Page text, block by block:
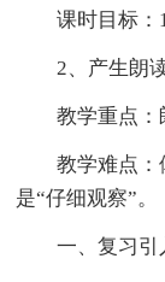
课时目标：
2、产生朗
教学重点：
教学难点：
是“仔细观察”。
一、复习引